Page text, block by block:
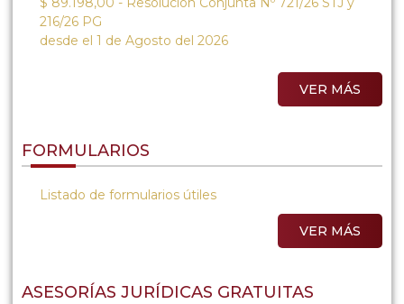
216/26 PG
desde el 1 de Agosto del 2026
VER MÁS
FORMULARIOS
Listado de formularios útiles
VER MÁS
ASESORÍAS JURÍDICAS GRATUITAS